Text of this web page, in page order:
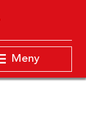
Meny